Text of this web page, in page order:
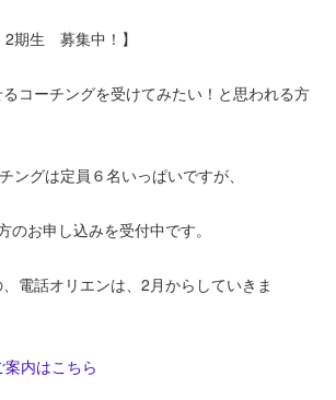
期生 募集中！】
コーチングを受けてみたい！と思われる方
ングは定員６名いっぱいですが、
のお申し込みを受付中です。
、電話オリエンは、2月からしていきま
内はこちら